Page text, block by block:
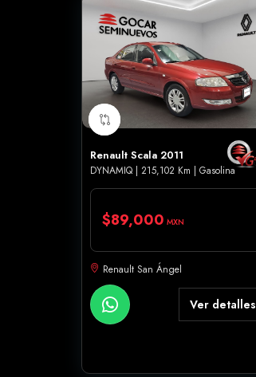
Renault Scala 2011
DYNAMIQ | 215,102 Km | Gasolina
$89,000 MXN
Renault San Ángel
Ver detalles